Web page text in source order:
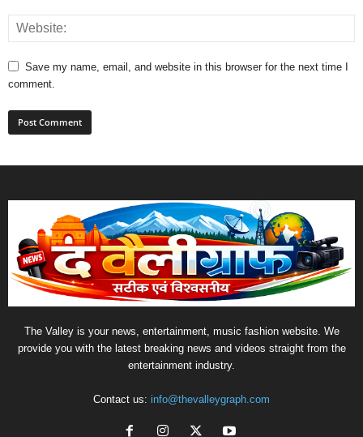
Save my name, email, and website in this browser for the next time I
comment.
The Valley is your news, entertainment, music fashion website. We
provide you with the latest breaking news and videos straight from the
entertainment industry.
Contact us: info@thevalleygraph.com